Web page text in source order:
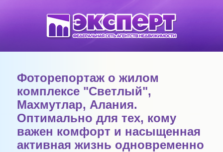
Фоторепортаж о жилом
комплексе "Светлый",
Махмутлар, Алания.
Оптимально для тех, кому
важен комфорт и насыщенная
активная жизнь одновременно